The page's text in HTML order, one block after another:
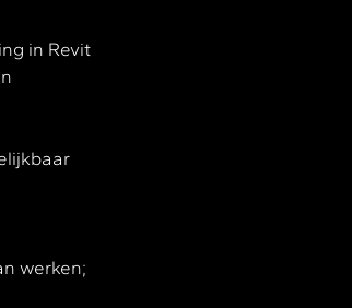
in Revit
werken;